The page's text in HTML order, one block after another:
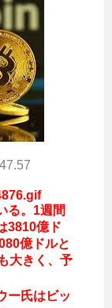
る。1週間
3810億ド
億ドルと
大きく、予
ー氏はビッ